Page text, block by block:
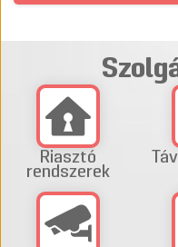
Riasztó
rendszerek